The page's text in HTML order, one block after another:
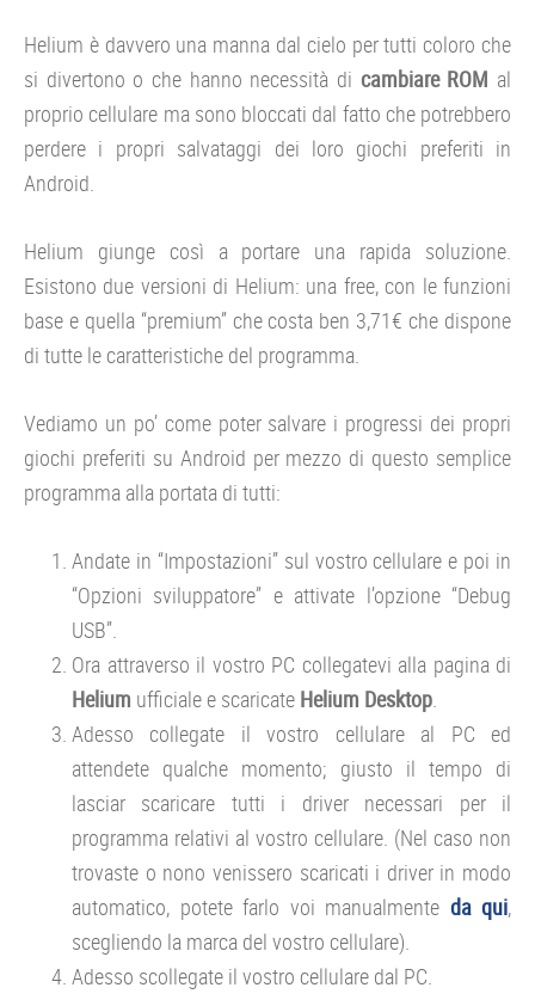
Helium è davvero una manna dal cielo per tutti coloro che
si divertono o che hanno necessità di cambiare ROM al
proprio cellulare ma sono bloccati dal fatto che potrebbero
perdere i propri salvataggi dei loro giochi preferiti in
Android.
Helium giunge così a portare una rapida soluzione.
Esistono due versioni di Helium: una free, con le funzioni
base e quella “premium” che costa ben 3,71€ che dispone
di tutte le caratteristiche del programma.
Vediamo un po’ come poter salvare i progressi dei propri
giochi preferiti su Android per mezzo di questo semplice
programma alla portata di tutti:
Andate in “Impostazioni” sul vostro cellulare e poi in
“Opzioni sviluppatore” e attivate l’opzione “Debug
USB”.
Ora attraverso il vostro PC collegatevi alla pagina di
Helium ufficiale e scaricate Helium Desktop.
Adesso collegate il vostro cellulare al PC ed
attendete qualche momento; giusto il tempo di
lasciar scaricare tutti i driver necessari per il
programma relativi al vostro cellulare. (Nel caso non
trovaste o nono venissero scaricati i driver in modo
automatico, potete farlo voi manualmente da qui,
scegliendo la marca del vostro cellulare).
Adesso scollegate il vostro cellulare dal PC.